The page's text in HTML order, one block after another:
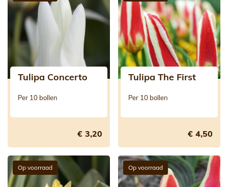
Tulipa Concerto
Per 10 bollen
€ 3,20
Tulipa The First
Per 10 bollen
€ 4,50
Op voorraad Op voorraad